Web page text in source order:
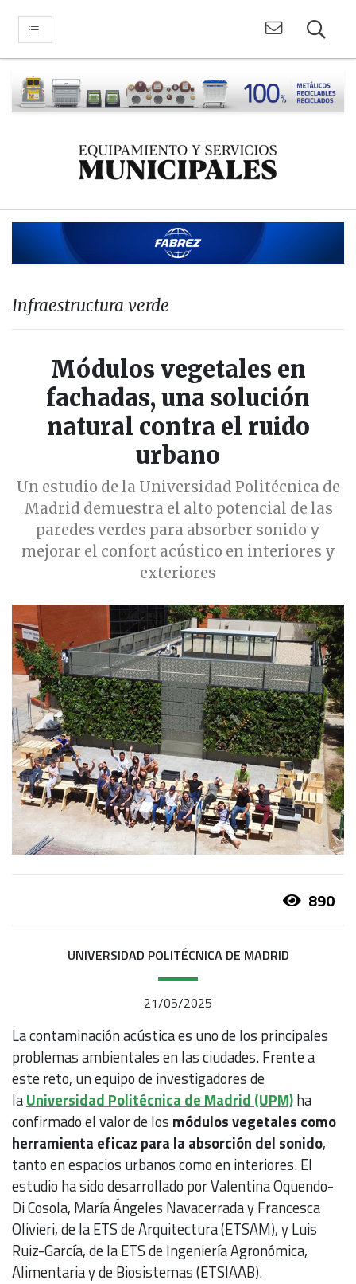
Infraestructura verde
Módulos vegetales en
fachadas, una solución
natural contra el ruido
urbano
Un estudio de la Universidad Politécnica de
Madrid demuestra el alto potencial de las
paredes verdes para absorber sonido y
mejorar el confort acústico en interiores y
exteriores
890
UNIVERSIDAD POLITÉCNICA DE MADRID
21/05/2025
La contaminación acústica es uno de los principales
problemas ambientales en las ciudades. Frente a
este reto, un equipo de investigadores de
laUniversidad Politécnica de Madrid (UPM)ha
confirmado el valor de los módulos vegetales como
herramienta eficaz para la absorción del sonido,
tanto en espacios urbanos como en interiores. El
estudio ha sido desarrollado por Valentina Oquendo-
Di Cosola, María Ángeles Navacerrada y Francesca
Olivieri, de la ETS de Arquitectura (ETSAM), y Luis
Ruiz-García, de la ETS de Ingeniería Agronómica,
Alimentaria y de Biosistemas (ETSIAAB).